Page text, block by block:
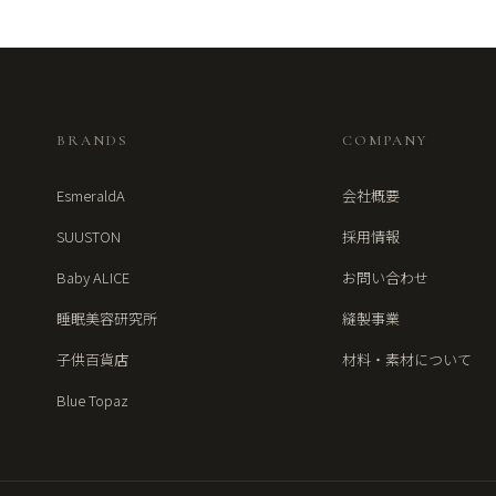
BRANDS
EsmeraldA
SUUSTON
Baby ALICE
睡眠美容研究所
子供百貨店
Blue Topaz
COMPANY
会社概要
採用情報
お問い合わせ
縫製事業
材料・素材について